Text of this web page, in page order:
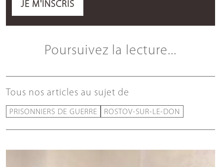
JE M'INSCRIS
Poursuivez la lecture...
Tous nos articles au sujet de
PRISONNIERS DE GUERRE ROSTOV-SUR-LE-DON